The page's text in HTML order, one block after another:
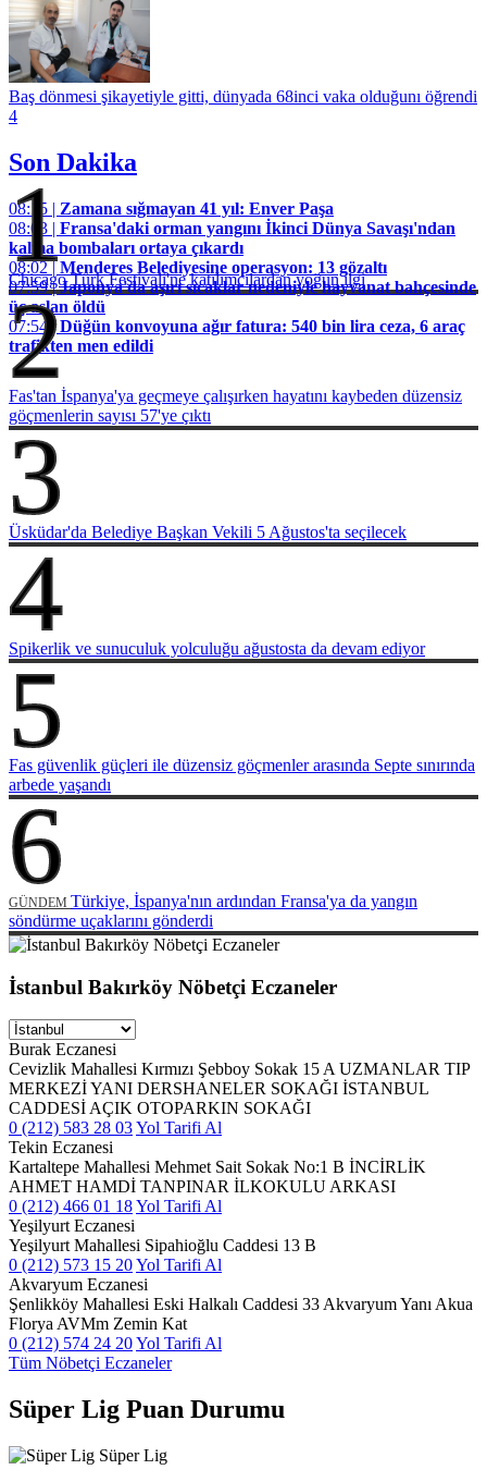
Baş dönmesi şikayetiyle gitti, dünyada 68inci vaka olduğunı öğrendi
4
Son Dakika
08:15 | Zamana sığmayan 41 yıl: Enver Paşa
08:03 | Fransa'daki orman yangını İkinci Dünya Savaşı'ndan
kalma bombaları ortaya çıkardı
08:02 |Menderes Belediyesine operasyon: 13 gözaltı
07:59 |Japonya'da aşırı sıcaklar nedeniyle hayvanat bahçesinde
üç aslan öldü
07:54 |Düğün konvoyuna ağır fatura: 540 bin lira ceza, 6 araç
trafikten men edildi
1
Chicago Türk Festivali'ne katılımcılardan yoğun ilgi
2
Fas'tan İspanya'ya geçmeye çalışırken hayatını kaybeden düzensiz
göçmenlerin sayısı 57'ye çıktı
3
Üsküdar'da Belediye Başkan Vekili 5 Ağustos'ta seçilecek
4
Spikerlik ve sunuculuk yolculuğu ağustosta da devam ediyor
5
Fas güvenlik güçleri ile düzensiz göçmenler arasında Septe sınırında
arbede yaşandı
6
GÜNDEM Türkiye, İspanya'nın ardından Fransa'ya da yangın
söndürme uçaklarını gönderdi
İstanbul Bakırköy Nöbetçi Eczaneler
Burak Eczanesi
Cevizlik Mahallesi Kırmızı Şebboy Sokak 15 A UZMANLAR TIP
MERKEZİ YANI DERSHANELER SOKAĞI İSTANBUL
CADDESİ AÇIK OTOPARKIN SOKAĞI
0 (212) 583 28 03Yol Tarifi Al
Tekin Eczanesi
Kartaltepe Mahallesi Mehmet Sait Sokak No:1 B İNCİRLİK
AHMET HAMDİ TANPINAR İLKOKULU ARKASI
0 (212) 466 01 18Yol Tarifi Al
Yeşilyurt Eczanesi
Yeşilyurt Mahallesi Sipahioğlu Caddesi 13 B
0 (212) 573 15 20Yol Tarifi Al
Akvaryum Eczanesi
Şenlikköy Mahallesi Eski Halkalı Caddesi 33 Akvaryum Yanı Akua
Florya AVMm Zemin Kat
0 (212) 574 24 20Yol Tarifi Al
Tüm Nöbetçi Eczaneler
Süper Lig Puan Durumu
Süper Lig